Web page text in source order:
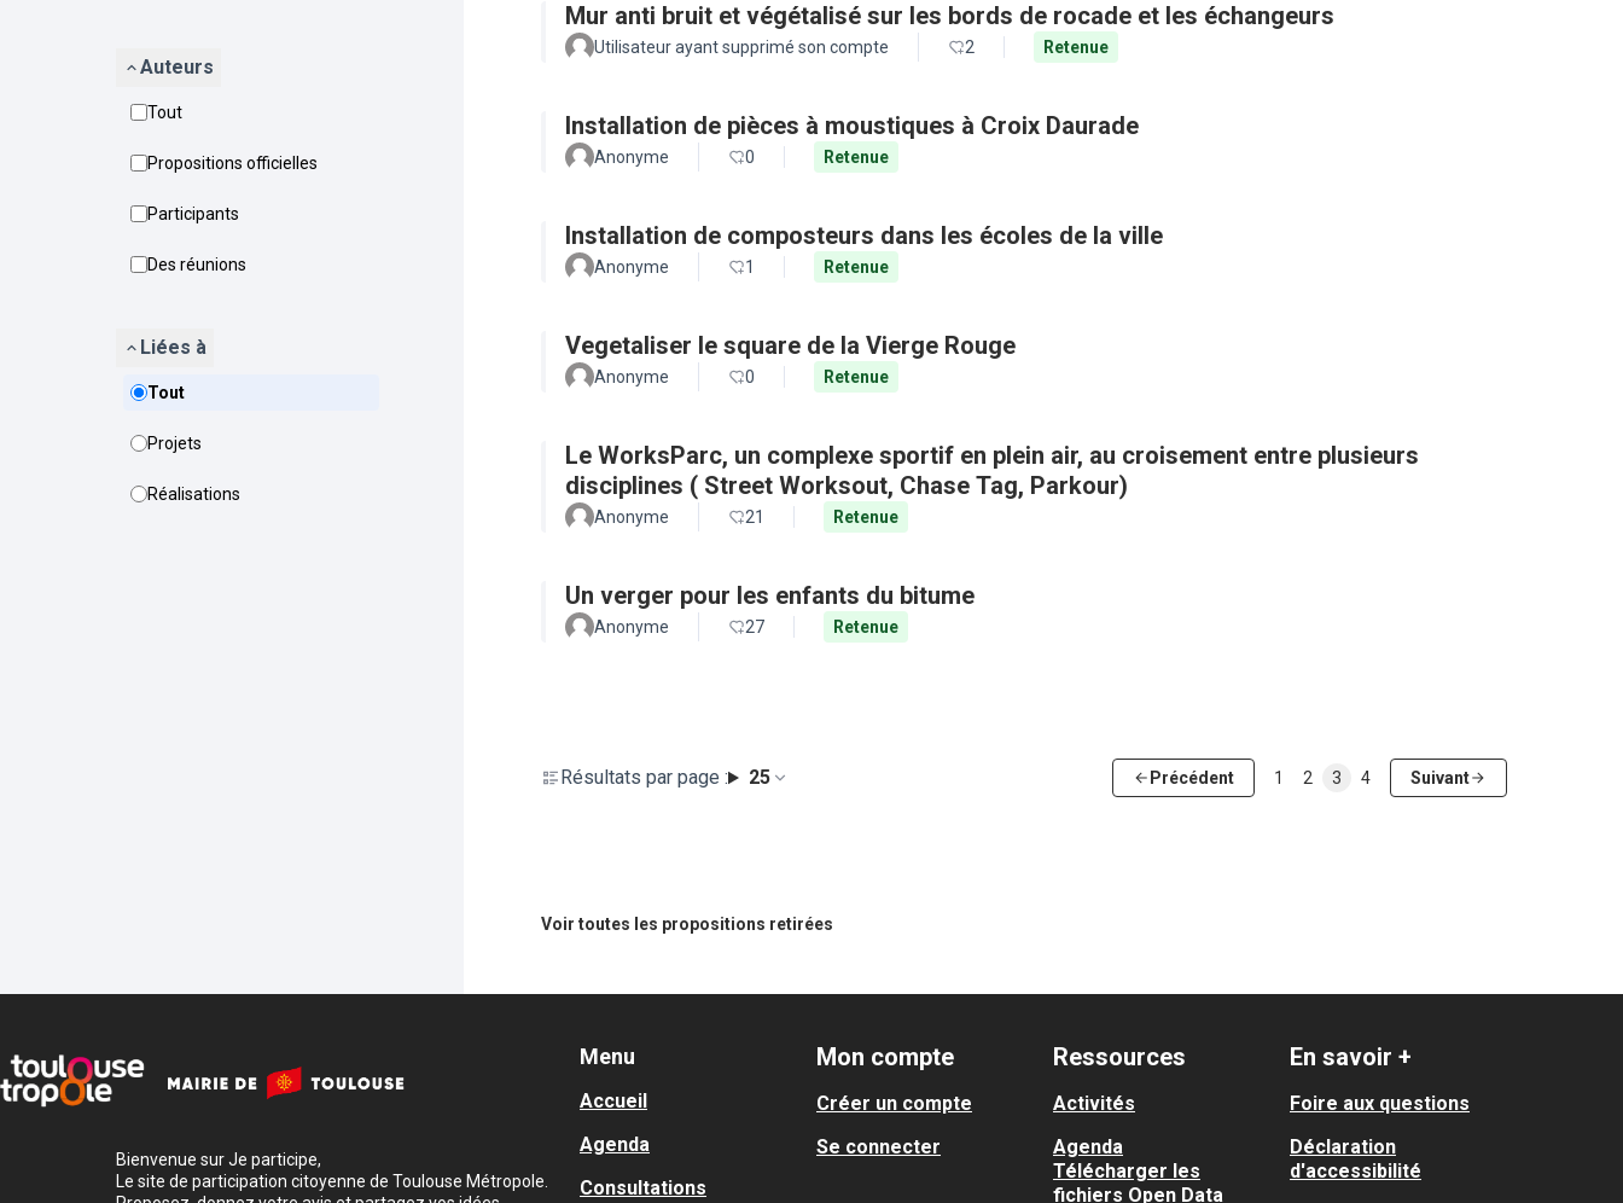
Auteurs
Tout
Propositions officielles
Participants
Des réunions
Liées à
Tout
Projets
Réalisations
Mur anti bruit et végétalisé sur les bords de rocade et les échangeurs
Utilisateur ayant supprimé son compte 2 Retenue
Installation de pièces à moustiques à Croix Daurade
Anonyme 0 Retenue
Installation de composteurs dans les écoles de la ville
Anonyme 1 Retenue
Vegetaliser le square de la Vierge Rouge
Anonyme 0 Retenue
Le WorksParc, un complexe sportif en plein air, au croisement entre plusieurs
disciplines ( Street Worksout, Chase Tag, Parkour)
Anonyme 21 Retenue
Un verger pour les enfants du bitume
Anonyme 27 Retenue
Résultats par page : 25 Précédent 1 2 3 4 Suivant
Voir toutes les propositions retirées
Bienvenue sur Je participe,
Le site de participation citoyenne de Toulouse Métropole.
Menu
Accueil
Agenda
Consultations
Mon compte
Créer un compte
Se connecter
Ressources
Activités
Agenda
Télécharger les
fichiers Open Data
En savoir +
Foire aux questions
Déclaration
d'accessibilité